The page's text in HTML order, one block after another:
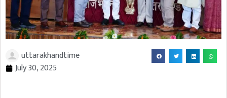
uttarakhandtime
July 30, 2025